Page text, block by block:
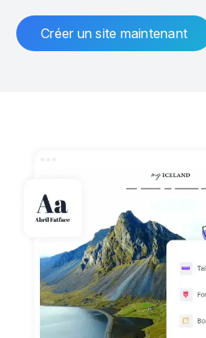
Créer un site maintenant